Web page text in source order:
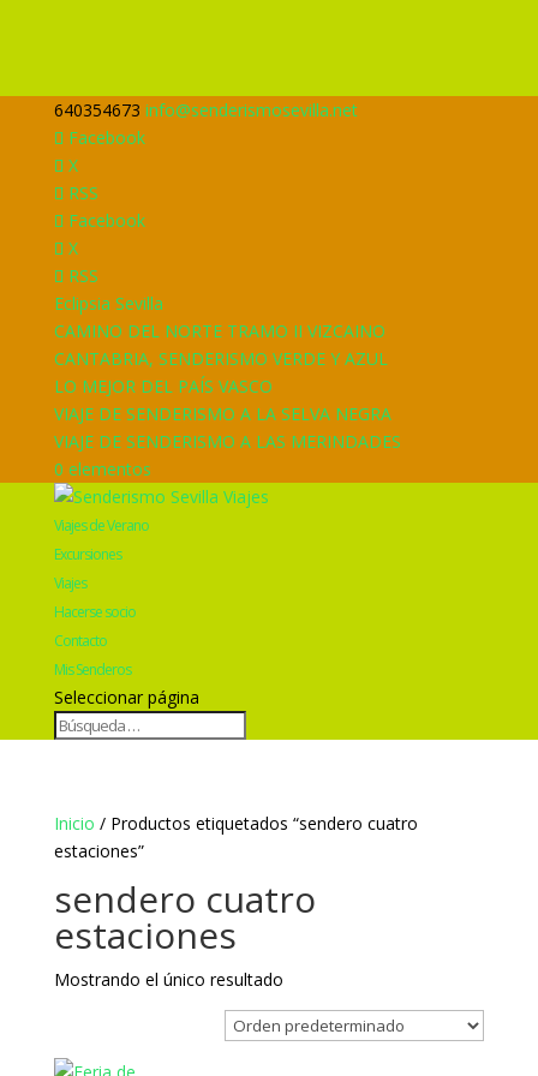
640354673 info@senderismosevilla.net
Facebook
X
RSS
Facebook
X
RSS
Eclipsia Sevilla
CAMINO DEL NORTE TRAMO II VIZCAINO
CANTABRIA, SENDERISMO VERDE Y AZUL
LO MEJOR DEL PAÍS VASCO
VIAJE DE SENDERISMO A LA SELVA NEGRA
VIAJE DE SENDERISMO A LAS MERINDADES
0 elementos
Viajes de Verano
Excursiones
Viajes
Hacerse socio
Contacto
Mis Senderos
Seleccionar página
Inicio / Productos etiquetados “sendero cuatro
estaciones”
sendero cuatro
estaciones
Mostrando el único resultado